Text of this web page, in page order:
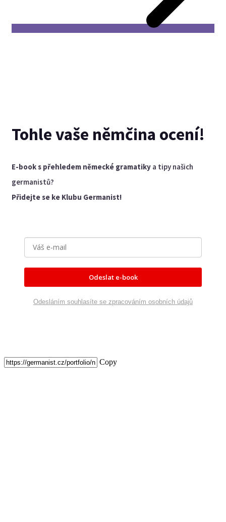
Tohle vaše němčina ocení!
E-book s přehledem německé gramatiky a tipy našich
germanistů?
Přidejte se ke Klubu Germanist!
Odeslat e-book
Odesláním souhlasíte se zpracováním osobních údajů
Copy